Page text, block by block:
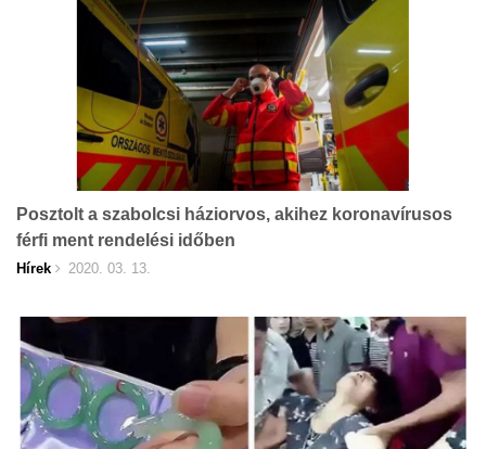
Posztolt a szabolcsi háziorvos, akihez koronavírusos
férfi ment rendelési időben
Hírek 2020. 03. 13.